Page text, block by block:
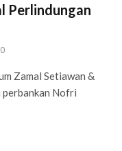
Perlindungan
0
Zamal Setiawan &
perbankan Nofri